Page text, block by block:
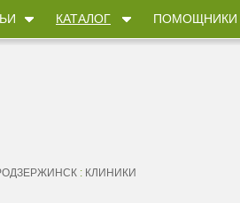
КАТАЛОГ ПОМОЩНИКИ
: КЛИНИКИ